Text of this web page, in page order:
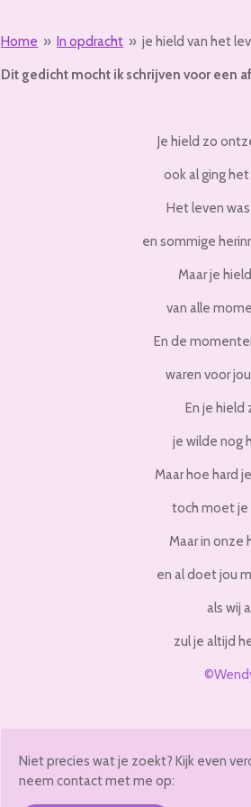
Home » In opdracht » je hield van het
Dit gedicht mocht ik schrijven voor een
Je hield zo
ook al ging
Het leven
en sommige
Maar je
van alle
En de
waren voor
En je hield
je wilde nog
Maar hoe hard
toch moet je
Maar in onze
en al doet jou
als wij
zul je altijd
Niet precies wat je zoekt? Kijk even
neem contact met me op: